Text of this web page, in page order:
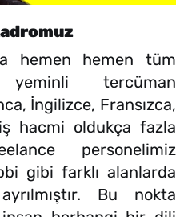
hemen hemen tüm
tercüman
İngilizce, Fransızca,
hacmi oldukça fazla
personelimiz
gibi farklı alanlarda
Bu nokta